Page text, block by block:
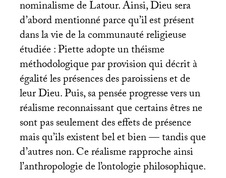
nominalisme de Latour. Ainsi, Dieu sera
d’abord mentionné parce qu’il est présent
dans la vie de la communauté religieuse
étudiée : Piette adopte un théisme
méthodologique par provision qui décrit à
égalité les présences des paroissiens et de
leur Dieu. Puis, sa pensée progresse vers un
réalisme reconnaissant que certains êtres ne
sont pas seulement des effets de présence
mais qu’ils existent bel et bien — tandis que
d’autres non. Ce réalisme rapproche ainsi
l’anthropologie de l’ontologie philosophique.